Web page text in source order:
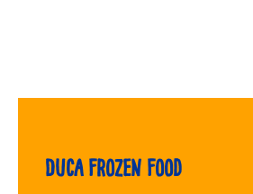
Duca Frozen Food